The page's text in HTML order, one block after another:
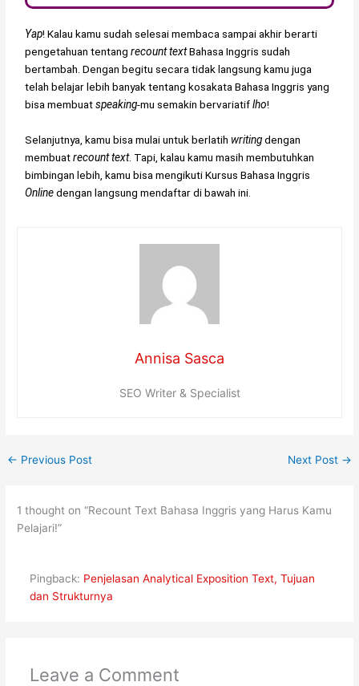
Yap! Kalau kamu sudah selesai membaca sampai akhir berarti
pengetahuan tentangrecount textBahasa Inggris sudah
bertambah. Dengan begitu secara tidak langsung kamu juga
telah belajar lebih banyak tentang kosakata Bahasa Inggris yang
bisa membuatspeaking-mu semakin bervariatiflho!
Selanjutnya, kamu bisa mulai untuk berlatihwritingdengan
membuatrecount text. Tapi, kalau kamu masih membutuhkan
bimbingan lebih, kamu bisa mengikuti Kursus Bahasa Inggris
Onlinedengan langsung mendaftar di bawah ini.
Annisa Sasca
SEO Writer & Specialist
← Previous Post Next Post →
1 thought on “Recount Text Bahasa Inggris yang Harus Kamu
Pelajari!”
Pingback: Penjelasan Analytical Exposition Text, Tujuan
dan Strukturnya
Leave a Comment